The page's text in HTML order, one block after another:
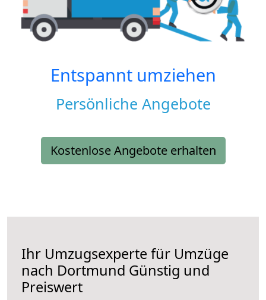
Entspannt umziehen
Persönliche Angebote
Kostenlose Angebote erhalten
Ihr Umzugsexperte für Umzüge
nach Dortmund Günstig und
Preiswert